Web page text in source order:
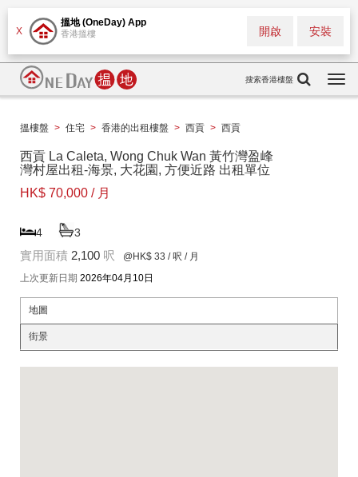
X
搵地 (OneDay) App
香港搵樓 安裝
開啟
搜索香港樓盤
搵樓盤 > 住宅 > 香港的出租樓盤 > 西貢 > 西貢
西貢 La Caleta, Wong Chuk Wan 黃竹灣盈峰
灣村屋出租-海景, 大花園, 方便近路 出租單位
HK$ 70,000 / 月
4 3
實用面積 2,100 呎 @HK$ 33 / 呎 / 月
上次更新日期 2026年04月10日
地圖
街景